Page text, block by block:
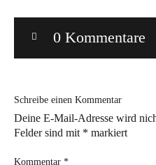
Instagram
0 Kommentare
Schreibe einen Kommentar
Deine E-Mail-Adresse wird
Felder sind mit * markiert
Kommentar *